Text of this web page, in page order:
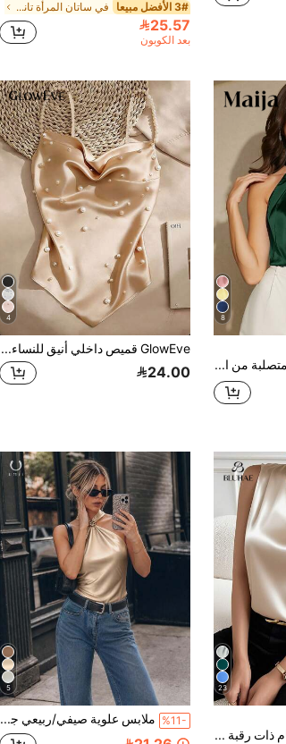
3# الأفضل مبيعا في ساتان المرأة تانك قمم & كاميس
25.57
بعد الكوبون
8
Maija بلوزة شبه متصلبة من الستان بياقة عنق وظبية استخدام عملي، ملابس علوية بلا أكمام
4
GlowEve قميص داخلي أنيق للنساء مزين بخرز اللؤلؤ الاصطناعي للارتداء اليومي
24.00
23
Bluhae بلوزة بدون أكمام ذات رقبة على شكل حرف V بلون أحادي ، أنيقة للمكتب/التنقل ، صيفية
5
%11- ملابس علوية صيفي/ربيعي جديد للشابات، تصميم فرنسي راقي بحمالات رفيعة، مزين بإبزيم معدني، قطعة علوية فاخرة ناعمة من الساتان مريحة للاستخدام اليومي